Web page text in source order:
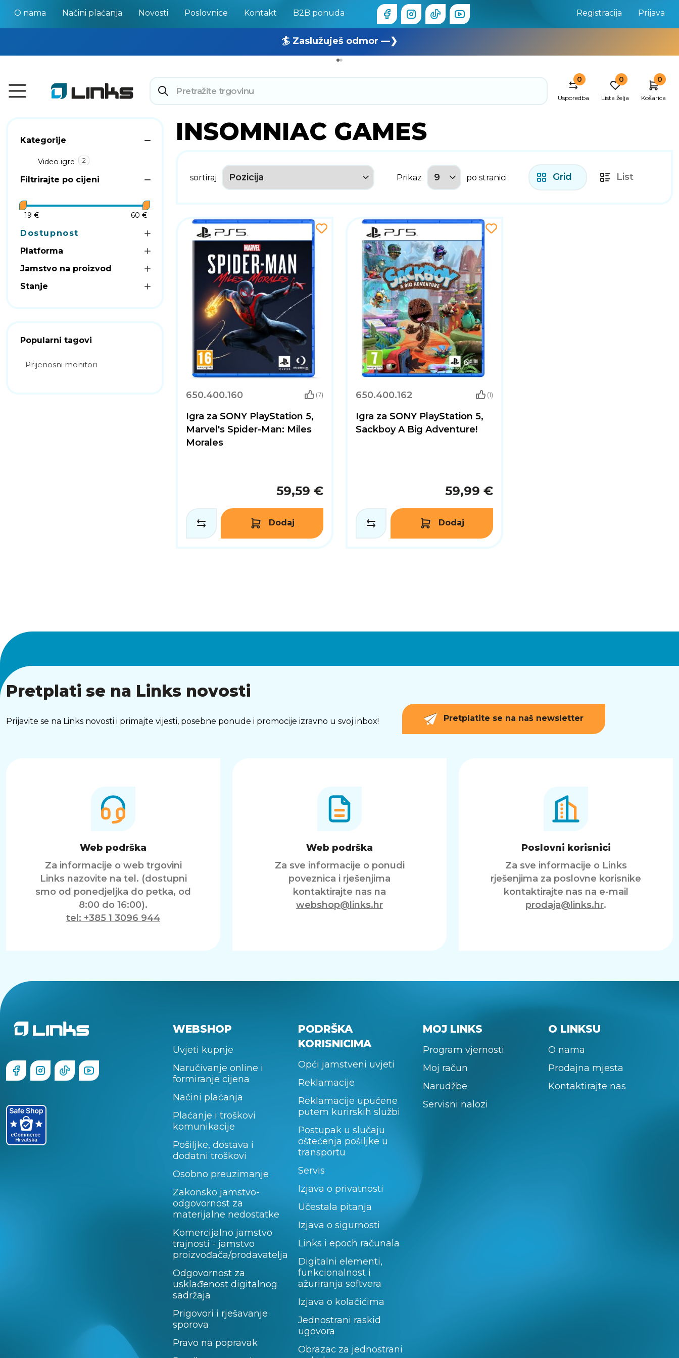
O nama Načini plaćanja Novosti Poslovnice Kontakt B2B ponuda Registracija Prijava
🏄 Zaslužuješ odmor —❯
🔥 OUTLET: TOTALNA RASPRODAJA —❯
0
Usporedba
0
Lista želja
0
Košarica
Kategorije
Video igre 2
Filtrirajte po cijeni
19 € 60 €
Dostupnost
Platforma
Jamstvo na proizvod
Stanje
Popularni tagovi
Prijenosni monitori
INSOMNIAC GAMES
sortiraj Prikaz po stranici Grid List
650.400.160 (7)
Igra za SONY PlayStation 5,
Marvel's Spider-Man: Miles
Morales
59,59 €
Dodaj
650.400.162 (1)
Igra za SONY PlayStation 5,
Sackboy A Big Adventure!
59,99 €
Dodaj
Pretplati se na Links novosti
Prijavite se na Links novosti i primajte vijesti, posebne ponude i promocije izravno u svoj inbox! Pretplatite se na naš newsletter
Web podrška
Za informacije o web trgovini
Links nazovite na tel. (dostupni
smo od ponedjeljka do petka, od
8:00 do 16:00).
tel: +385 1 3096 944
Web podrška
Za sve informacije o ponudi
poveznica i rješenjima
kontaktirajte nas na
webshop@links.hr
Poslovni korisnici
Za sve informacije o Links
rješenjima za poslovne korisnike
kontaktirajte nas na e-mail
prodaja@links.hr.
WEBSHOP
Uvjeti kupnje
Naručivanje online i
formiranje cijena
Načini plaćanja
Plaćanje i troškovi
komunikacije
Pošiljke, dostava i
dodatni troškovi
Osobno preuzimanje
Zakonsko jamstvo-
odgovornost za
materijalne nedostatke
Komercijalno jamstvo
trajnosti - jamstvo
proizvođača/prodavatelja
Odgovornost za
usklađenost digitalnog
sadržaja
Prigovori i rješavanje
sporova
Pravo na popravak
PODRŠKA
KORISNICIMA
Opći jamstveni uvjeti
Reklamacije
Reklamacije upućene
putem kurirskih službi
Postupak u slučaju
oštećenja pošiljke u
transportu
Servis
Izjava o privatnosti
Učestala pitanja
Izjava o sigurnosti
Links i epoch računala
Digitalni elementi,
funkcionalnost i
ažuriranja softvera
Izjava o kolačićima
Jednostrani raskid
ugovora
Obrazac za jednostrani
MOJ LINKS
Program vjernosti
Moj račun
Narudžbe
Servisni nalozi
O LINKSU
O nama
Prodajna mjesta
Kontaktirajte nas